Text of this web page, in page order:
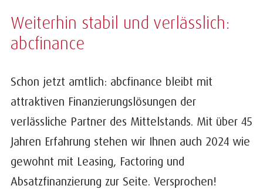
Weiterhin stabil und verlässlich:
abcfinance
Schon jetzt amtlich: abcfinance bleibt mit
attraktiven Finanzierungslösungen der
verlässliche Partner des Mittelstands. Mit über 45
Jahren Erfahrung stehen wir Ihnen auch 2024 wie
gewohnt mit Leasing, Factoring und
Absatzfinanzierung zur Seite. Versprochen!